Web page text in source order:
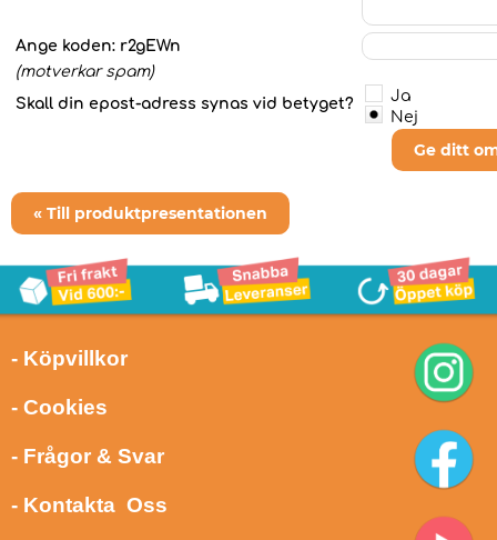
Ange koden: r2gEWn
(motverkar spam)
Skall din epost-adress synas vid betyget?
Ja
Nej
Ge ditt
« Till produktpresentationen
- Köpvillkor
- Cookies
- Frågor & Svar
- Kontakta Oss